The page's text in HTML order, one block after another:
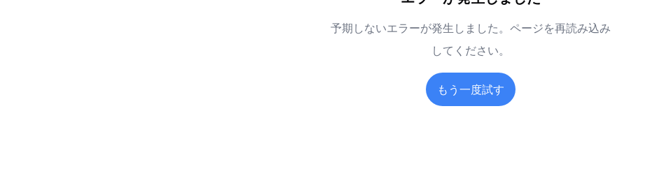
予期しないエラーが発生しました。ページを再読み込み
してください。
もう一度試す